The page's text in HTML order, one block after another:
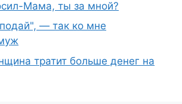
Мама, ты за мной?
— так ко мне
тратит больше денег на